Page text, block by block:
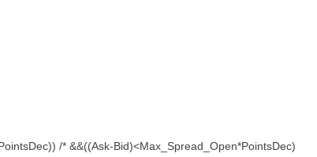
/* &&((Ask-Bid)<Max_Spread_Open*PointsDec)